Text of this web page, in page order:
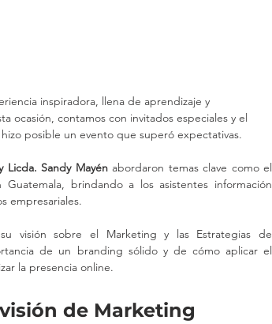
inspiradora, llena de aprendizaje y
ocasión, contamos con invitados especiales y el
posible un evento que superó expectativas.
Licda. Sandy Mayén abordaron temas clave como el
brindando a los asistentes información
empresariales.
visión sobre el Marketing y las Estrategias de
de un branding sólido y de cómo aplicar el
la presencia online.
de Marketing